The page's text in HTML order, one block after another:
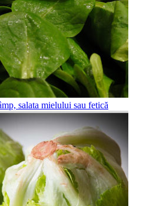
salata mielului sau fetică